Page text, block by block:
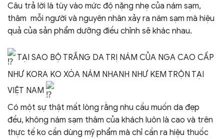
Câu trả lời là tùy vào mức độ nặng nhẹ của nám sạm,
thâm mỗi người và nguyên nhân xảy ra nám sạm mà hiệu
quả của sản phẩm dưỡng điều chỉnh sẽ khác nhau.
TẠI SAO BỘ TRẮNG DA TRỊ NÁM CỦA NGA CAO CẤP
NHƯ KORA KO XÓA NÁM NHANH NHƯ KEM TRỘN TẠI
VIỆT NAM
Có một sự thật mất lòng rằng nhu cầu muốn da đẹp
đều, không nám sạm thâm của khách luôn là cao và trên
thực tế ko cần dùng mỹ phẩm mà chỉ cần ra hiệu thuốc